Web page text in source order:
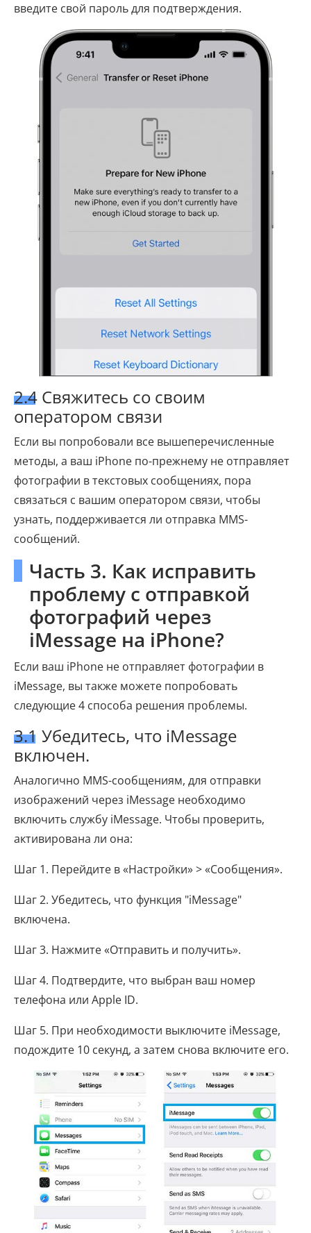
введите свой пароль для подтверждения.
2.4 Свяжитесь со своим
оператором связи
Если вы попробовали все вышеперечисленные
методы, а ваш iPhone по-прежнему не отправляет
фотографии в текстовых сообщениях, пора
связаться с вашим оператором связи, чтобы
узнать, поддерживается ли отправка MMS-
сообщений.
Часть 3. Как исправить
проблему с отправкой
фотографий через
iMessage на iPhone?
Если ваш iPhone не отправляет фотографии в
iMessage, вы также можете попробовать
следующие 4 способа решения проблемы.
3.1 Убедитесь, что iMessage
включен.
Аналогично MMS-сообщениям, для отправки
изображений через iMessage необходимо
включить службу iMessage. Чтобы проверить,
активирована ли она:
Шаг 1. Перейдите в «Настройки» > «Сообщения».
Шаг 2. Убедитесь, что функция "iMessage"
включена.
Шаг 3. Нажмите «Отправить и получить».
Шаг 4. Подтвердите, что выбран ваш номер
телефона или Apple ID.
Шаг 5. При необходимости выключите iMessage,
подождите 10 секунд, а затем снова включите его.